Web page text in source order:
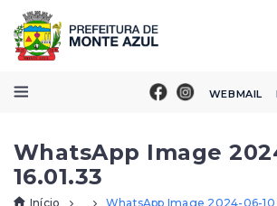
WEBMAIL
WhatsApp Image
16.01.33
Início
WhatsApp Image 2024-06-10